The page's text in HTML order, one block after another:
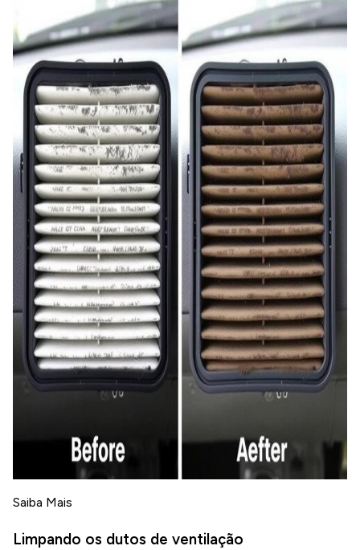
Saiba Mais
Limpando os dutos de ventilação